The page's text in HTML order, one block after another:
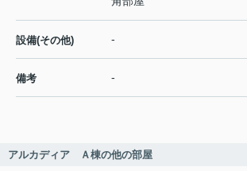
設備(その他) -
備考 -
アルカディア Ａ棟の他の部屋